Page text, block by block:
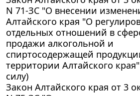
N 71-ЗС "О внесении
Алтайского края "О
отдельных отношений в
продажи алкогольной и
спиртосодержащей
территории Алтайского
силу)
Закон Алтайского края от 3